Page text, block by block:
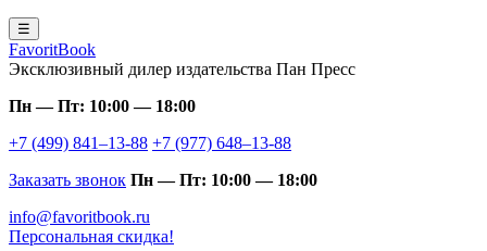
☰
FavoritBook
Эксклюзивный дилер издательства Пан Пресс
Пн — Пт: 10:00 — 18:00
+7 (499) 841–13-88 +7 (977) 648–13-88
Заказать звонок Пн — Пт: 10:00 — 18:00
info@favoritbook.ru
Персональная скидка!